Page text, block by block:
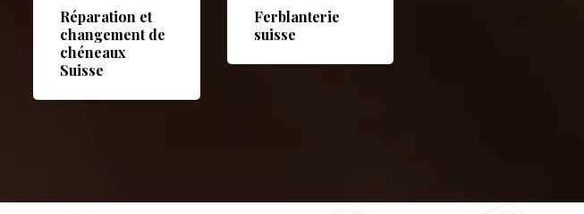
Réparation et
changement de
chéneaux
Suisse
Ferblanterie
suisse